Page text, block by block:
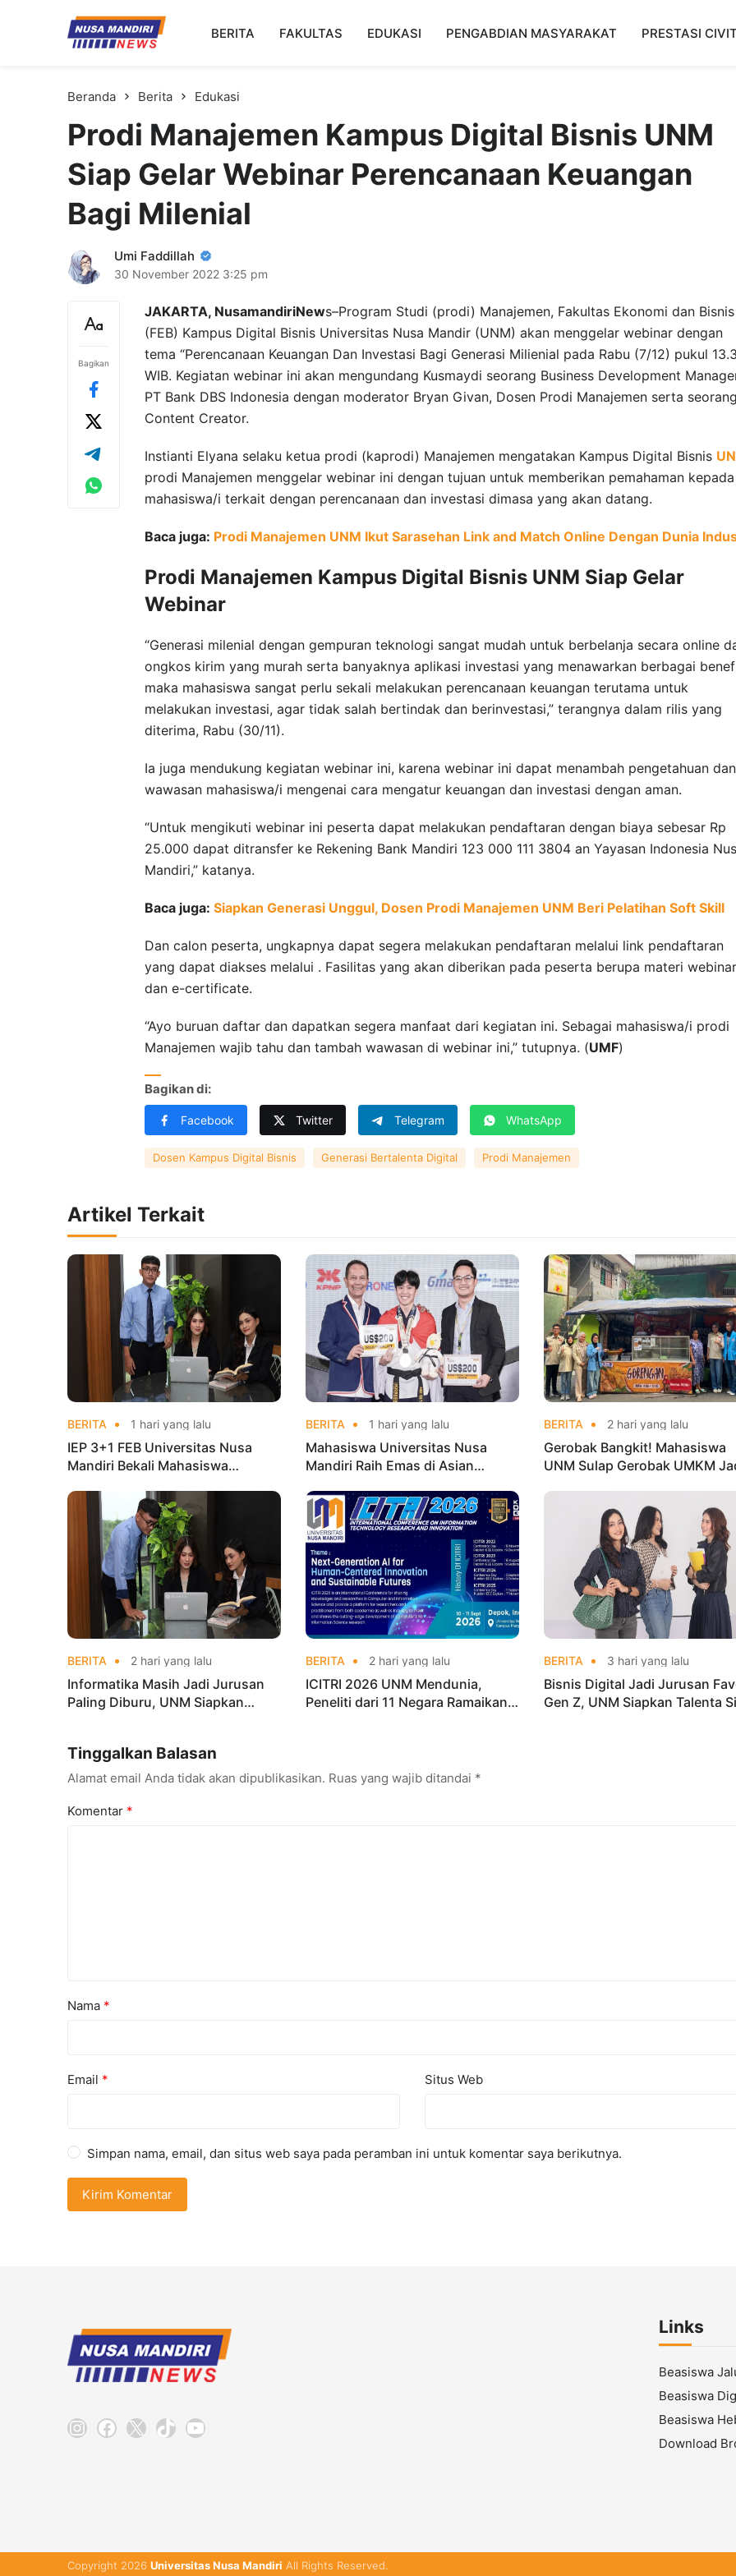
Kampus Digital Bisnis
Universitas Nusa Mandiri
BERITA FAKULTAS EDUKASI PENGABDIAN MASYARAKAT PRESTASI
Beranda Berita Edukasi
Prodi Manajemen Kampus Digital Bisnis UNM
Siap Gelar Webinar Perencanaan Keuangan
Bagi Milenial
Umi Faddillah
30 November 2022 3:25 pm
Bagikan
JAKARTA, NusamandiriNews–Program Studi (prodi) Manajemen, Fakultas Ekonomi dan Bisnis
(FEB) Kampus Digital Bisnis Universitas Nusa Mandir (UNM) akan menggelar webinar dengan
tema “Perencanaan Keuangan Dan Investasi Bagi Generasi Milienial pada Rabu (7/12) pukul
WIB. Kegiatan webinar ini akan mengundang Kusmaydi seorang Business Development
PT Bank DBS Indonesia dengan moderator Bryan Givan, Dosen Prodi Manajemen serta
Content Creator.
Instianti Elyana selaku ketua prodi (kaprodi) Manajemen mengatakan Kampus Digital Bisnis
prodi Manajemen menggelar webinar ini dengan tujuan untuk memberikan pemahaman kepada
mahasiswa/i terkait dengan perencanaan dan investasi dimasa yang akan datang.
Baca juga: Prodi Manajemen UNM Ikut Sarasehan Link and Match Online Dengan Dunia
Prodi Manajemen Kampus Digital Bisnis UNM Siap Gelar
Webinar
“Generasi milenial dengan gempuran teknologi sangat mudah untuk berbelanja secara online
ongkos kirim yang murah serta banyaknya aplikasi investasi yang menawarkan berbagai
maka mahasiswa sangat perlu sekali melakukan perencanaan keuangan terutama untuk
melakukan investasi, agar tidak salah bertindak dan berinvestasi,” terangnya dalam rilis yang
diterima, Rabu (30/11).
Ia juga mendukung kegiatan webinar ini, karena webinar ini dapat menambah pengetahuan dan
wawasan mahasiswa/i mengenai cara mengatur keuangan dan investasi dengan aman.
“Untuk mengikuti webinar ini peserta dapat melakukan pendaftaran dengan biaya sebesar Rp
25.000 dapat ditransfer ke Rekening Bank Mandiri 123 000 111 3804 an Yayasan Indonesia
Mandiri,” katanya.
Baca juga: Siapkan Generasi Unggul, Dosen Prodi Manajemen UNM Beri Pelatihan Soft Skill
Dan calon peserta, ungkapnya dapat segera melakukan pendaftaran melalui link pendaftaran
yang dapat diakses melalui . Fasilitas yang akan diberikan pada peserta berupa materi
dan e-certificate.
“Ayo buruan daftar dan dapatkan segera manfaat dari kegiatan ini. Sebagai mahasiswa/i prodi
Manajemen wajib tahu dan tambah wawasan di webinar ini,” tutupnya. (UMF)
Bagikan di:
Facebook Twitter Telegram WhatsApp
Dosen Kampus Digital Bisnis Generasi Bertalenta Digital Prodi Manajemen
Artikel Terkait
BERITA 1 hari yang lalu
IEP 3+1 FEB Universitas Nusa
Mandiri Bekali Mahasiswa
BERITA 1 hari yang lalu
Mahasiswa Universitas Nusa
Mandiri Raih Emas di Asian
Championships 2026
BERITA 2 hari yang lalu
Gerobak Bangkit! Mahasiswa
UNM Sulap Gerobak UMKM
BERITA 2 hari yang lalu
Informatika Masih Jadi Jurusan
Paling Diburu, UNM Siapkan
BERITA 2 hari yang lalu
ICITRI 2026 UNM Mendunia,
Peneliti dari 11 Negara Ramaikan
BERITA 3 hari yang lalu
Bisnis Digital Jadi Jurusan
Gen Z, UNM Siapkan Talenta
Tinggalkan Balasan
Alamat email Anda tidak akan dipublikasikan. Ruas yang wajib ditandai *
Komentar *
Nama *
Email * Situs Web
Simpan nama, email, dan situs web saya pada peramban ini untuk komentar saya berikutnya.
Instagram
Facebook
X TikTokYouTube
Links
Beasiswa
Beasiswa
Beasiswa
Download
Copyright 2026 Universitas Nusa Mandiri All Rights Reserved.